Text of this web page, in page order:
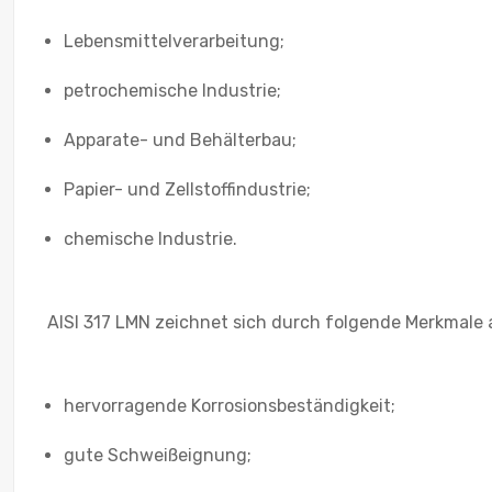
Lebensmittelverarbeitung;
petrochemische Industrie;
Apparate- und Behälterbau;
Papier- und Zellstoffindustrie;
сhemische Industrie.
AISI 317 LMN zeichnet sich durch folgende Merkmale
hervorragende Korrosionsbeständigkeit;
gute Schweißeignung;